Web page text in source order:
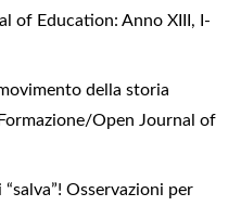
of Education: Anno XIII, I-
della storia
Open Journal of
“salva”! Osservazioni per